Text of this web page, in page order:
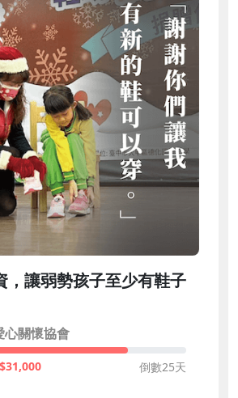
，讓弱勢孩子至少有鞋子
心關懷協會
31,000 倒數25天